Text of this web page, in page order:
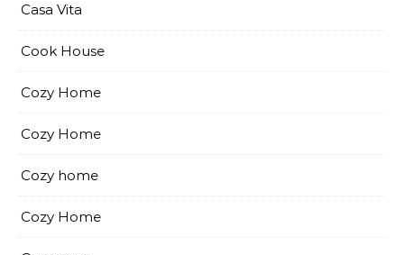
Casa Vita
Cook House
Cozy Home
Cozy Home
Cozy home
Cozy Home